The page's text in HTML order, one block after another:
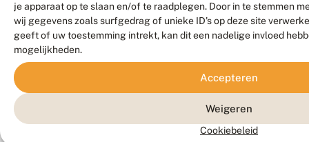
je apparaat op te slaan en/of te raadplegen. Door in te stemmen
wij gegevens zoals surfgedrag of unieke ID's op deze site
geeft of uw toestemming intrekt, kan dit een nadelige invloed
mogelijkheden.
Accepteren
Weigeren
Cookiebeleid
Klein-
Azië
vastgesteld
(Hacker,1989).